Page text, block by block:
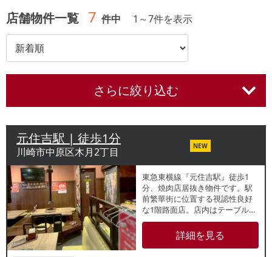
店舗物件一覧 7 件中 1 ～7件を表示
さらに絞り込む
元住吉駅 | 徒歩1分
川崎市中原区木月2丁目 NEW
東急東横線『元住吉駅』徒歩1
分、焼肉店居抜き物件です。駅
前繁華街に位置する視認性良好
な1階路面店。店内はテーブル
席・小上がりのあるレイアウ
ト。内装美麗です。諸条件等、
お気軽にお問合せください。
詳細を見る